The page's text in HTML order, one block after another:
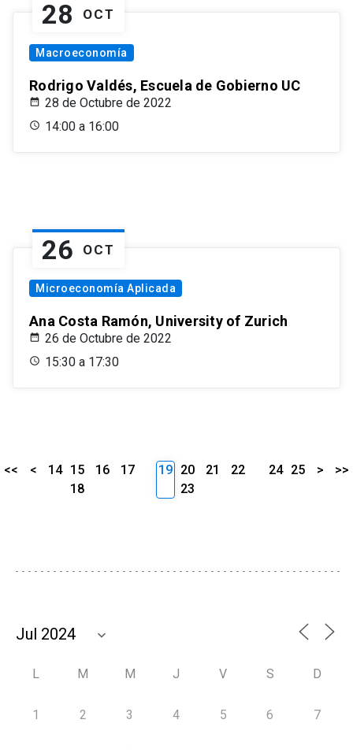
28 OCT
Macroeconomía
Rodrigo Valdés, Escuela de Gobierno UC
28 de Octubre de 2022
14:00 a 16:00
26 OCT
Microeconomía Aplicada
Ana Costa Ramón, University of Zurich
26 de Octubre de 2022
15:30 a 17:30
<< < 14 15 16
17
18
19 20 21
22
23
24 25 > >>
L M M J V S D
1 2 3 4 5 6 7